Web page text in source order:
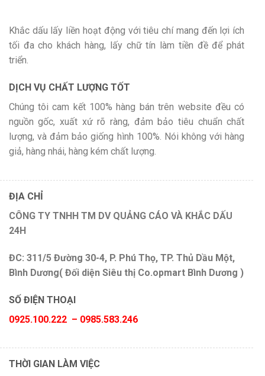
Khắc dấu lấy liền hoạt động với tiêu chí mang đến lợi ích
tối đa cho khách hàng, lấy chữ tín làm tiền đề để phát
triển.
DỊCH VỤ CHẤT LƯỢNG TỐT
Chúng tôi cam kết 100% hàng bán trên website đều có
nguồn gốc, xuất xứ rõ ràng, đảm bảo tiêu chuẩn chất
lượng, và đảm bảo giống hình 100%. Nói không với hàng
giả, hàng nhái, hàng kém chất lượng.
ĐỊA CHỈ
CÔNG TY TNHH TM DV QUẢNG CÁO VÀ KHẮC DẤU
24H
ĐC: 311/5 Đường 30-4, P. Phú Thọ, TP. Thủ Dầu Một,
Bình Dương( Đối diện Siêu thị Co.opmart Bình Dương )
SỐ ĐIỆN THOẠI
0925.100.222 – 0985.583.246
THỜI GIAN LÀM VIỆC